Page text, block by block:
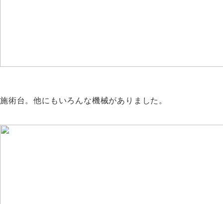
施術台。他にもいろんな機械がありました。